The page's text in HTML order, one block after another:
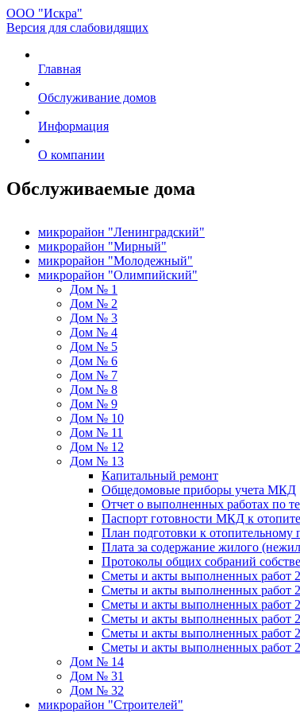
ООО "Искра"
Версия для слабовидящих
Главная
Обслуживание домов
Информация
О компании
Обслуживаемые дома
микрорайон "Ленинградский"
микрорайон "Мирный"
микрорайон "Молодежный"
микрорайон "Олимпийский"
Дом № 1
Дом № 2
Дом № 3
Дом № 4
Дом № 5
Дом № 6
Дом № 7
Дом № 8
Дом № 9
Дом № 10
Дом № 11
Дом № 12
Дом № 13
Капитальный ремонт
Общедомовые приборы учета МКД
Отчет о выполненных работах по
Паспорт готовности МКД к
План подготовки к отопительному
Плата за содержание жилого
Протоколы общих собраний
Сметы и акты выполненных работ
Сметы и акты выполненных работ
Сметы и акты выполненных работ
Сметы и акты выполненных работ
Сметы и акты выполненных работ
Сметы и акты выполненных работ
Дом № 14
Дом № 31
Дом № 32
микрорайон "Строителей"